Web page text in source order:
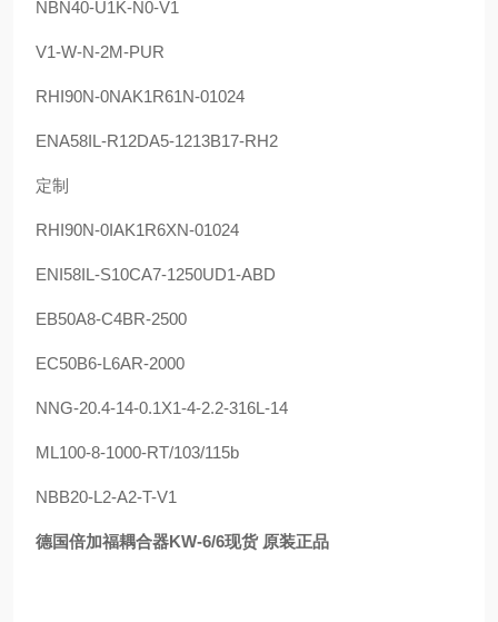
NBN40-U1K-N0-V1
V1-W-N-2M-PUR
RHI90N-0NAK1R61N-01024
ENA58IL-R12DA5-1213B17-RH2
定制
RHI90N-0IAK1R6XN-01024
ENI58IL-S10CA7-1250UD1-ABD
EB50A8-C4BR-2500
EC50B6-L6AR-2000
NNG-20.4-14-0.1X1-4-2.2-316L-14
ML100-8-1000-RT/103/115b
NBB20-L2-A2-T-V1
德国倍加福耦合器KW-6/6现货 原装正品